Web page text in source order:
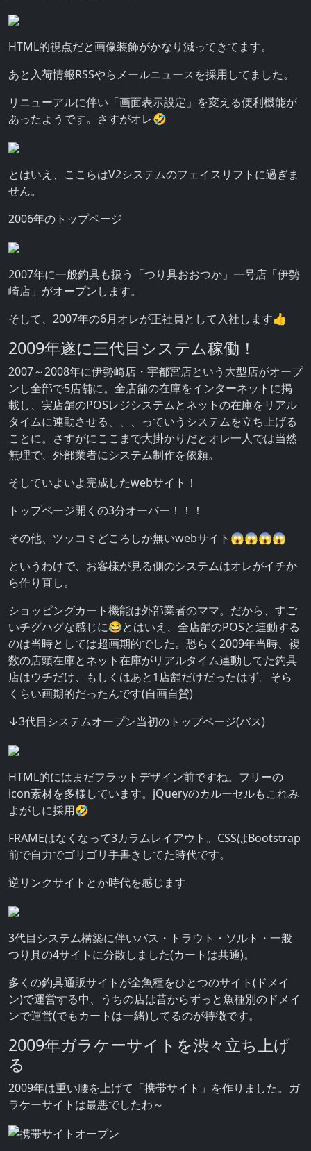
HTML的視点だと画像装飾がかなり減ってきてます。
あと入荷情報RSSやらメールニュースを採用してました。
リニューアルに伴い「画面表示設定」を変える便利機能が
あったようです。さすがオレ🤣
とはいえ、ここらはV2システムのフェイスリフトに過ぎま
せん。
2006年のトップページ
2007年に一般釣具も扱う「つり具おおつか」一号店「伊勢
崎店」がオープンします。
そして、2007年の6月オレが正社員として入社します👍
2009年遂に三代目システム稼働！
2007～2008年に伊勢崎店・宇都宮店という大型店がオープ
ンし全部で5店舗に。全店舗の在庫をインターネットに掲
載し、実店舗のPOSレジシステムとネットの在庫をリアル
タイムに連動させる、、、っていうシステムを立ち上げる
ことに。さすがにここまで大掛かりだとオレ一人では当然
無理で、外部業者にシステム制作を依頼。
そしていよいよ完成したwebサイト！
トップページ開くの3分オーバー！！！
その他、ツッコミどころしか無いwebサイト😱😱😱😱
というわけで、お客様が見る側のシステムはオレがイチか
ら作り直し。
ショッピングカート機能は外部業者のママ。だから、すご
いチグハグな感じに😂とはいえ、全店舗のPOSと連動する
のは当時としては超画期的でした。恐らく2009年当時、複
数の店頭在庫とネット在庫がリアルタイム連動してた釣具
店はウチだけ、もしくはあと1店舗だけだったはず。そら
くらい画期的だったんです(自画自賛)
↓3代目システムオープン当初のトップページ(バス)
HTML的にはまだフラットデザイン前ですね。フリーの
icon素材を多様しています。jQueryのカルーセルもこれみ
よがしに採用🤣
FRAMEはなくなって3カラムレイアウト。CSSはBootstrap
前で自力でゴリゴリ手書きしてた時代です。
逆リンクサイトとか時代を感じます
3代目システム構築に伴いバス・トラウト・ソルト・一般
つり具の4サイトに分散しました(カートは共通)。
多くの釣具通販サイトが全魚種をひとつのサイト(ドメイ
ン)で運営する中、うちの店は昔からずっと魚種別のドメイ
ンで運営(でもカートは一緒)してるのが特徴です。
2009年ガラケーサイトを渋々立ち上げ
る
2009年は重い腰を上げて「携帯サイト」を作りました。ガ
ラケーサイトは最悪でしたわ～